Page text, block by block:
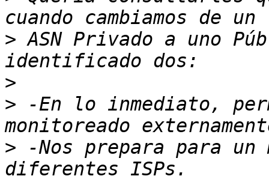
> ASN Privado a uno
>
> -En lo inmediato,
> -Nos prepara para un